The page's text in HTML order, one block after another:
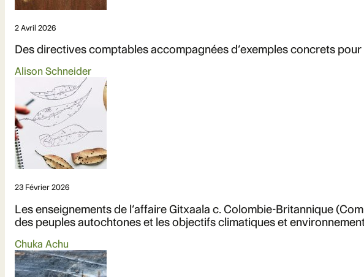
2 Avril 2026
Des directives comptables accompagnées d’exemples concrets
Alison Schneider
23 Février 2026
Les enseignements de l’affaire Gitxaala c. Colombie-Britannique
des peuples autochtones et les objectifs climatiques et
Chuka Achu